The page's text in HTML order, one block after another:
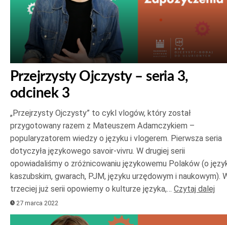
Przejrzysty Ojczysty – seria 3,
odcinek 3
„Przejrzysty Ojczysty” to cykl vlogów, który został
przygotowany razem z Mateuszem Adamczykiem –
popularyzatorem wiedzy o języku i vlogerem. Pierwsza seria
dotyczyła językowego savoir-vivru. W drugiej serii
opowiadaliśmy o zróżnicowaniu językowemu Polaków (o
kaszubskim, gwarach, PJM, języku urzędowym i naukowym).
trzeciej już serii opowiemy o kulturze języka,… Czytaj dalej
27 marca 2022